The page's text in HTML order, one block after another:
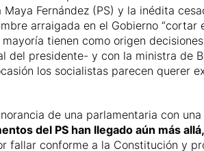
Fernández (PS) y la inédita
arraigada en el Gobierno
tienen como origen
presidente- y con la ministra de
los socialistas parecen querer
de una parlamentaria con
del PS han llegado aún más
fallar conforme a la Constitución y